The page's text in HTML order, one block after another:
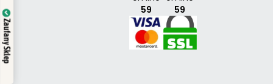
59
59
Zaufany Sklep